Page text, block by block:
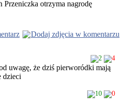
Przeniczka otrzyma nagrodę
Dodaj zdjęcia w komentarzu
2 4
uwagę, że dziś pierworódki mają
dzieci
10 0